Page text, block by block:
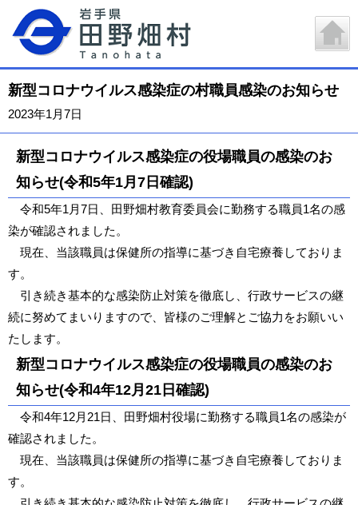
新型コロナウイルス感染症の村職員感染のお知らせ
2023年1月7日
新型コロナウイルス感染症の役場職員の感染のお
知らせ(令和5年1月7日確認)
令和5年1月7日、田野畑村教育委員会に勤務する職員1名の感
染が確認されました。
現在、当該職員は保健所の指導に基づき自宅療養しておりま
す。
引き続き基本的な感染防止対策を徹底し、行政サービスの継
続に努めてまいりますので、皆様のご理解とご協力をお願いい
たします。
新型コロナウイルス感染症の役場職員の感染のお
知らせ(令和4年12月21日確認)
令和4年12月21日、田野畑村役場に勤務する職員1名の感染が
確認されました。
現在、当該職員は保健所の指導に基づき自宅療養しておりま
す。